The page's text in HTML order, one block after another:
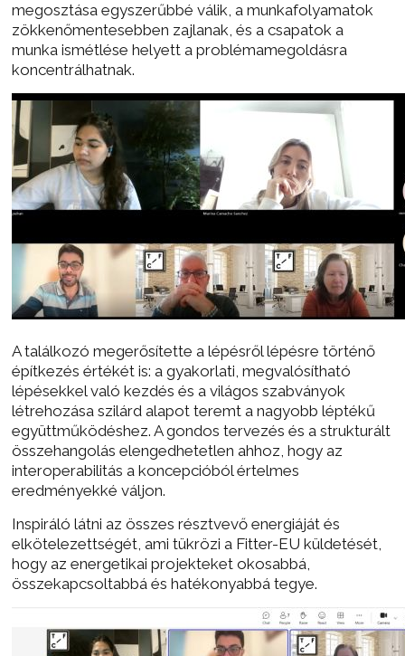
megosztása egyszerűbbé válik, a munkafolyamatok
zökkenőmentesebben zajlanak, és a csapatok a
munka ismétlése helyett a problémamegoldásra
koncentrálhatnak.
A találkozó megerősítette a lépésről lépésre történő
építkezés értékét is: a gyakorlati, megvalósítható
lépésekkel való kezdés és a világos szabványok
létrehozása szilárd alapot teremt a nagyobb léptékű
együttműködéshez. A gondos tervezés és a strukturált
összehangolás elengedhetetlen ahhoz, hogy az
interoperabilitás a koncepcióból értelmes
eredményekké váljon.
Inspiráló látni az összes résztvevő energiáját és
elkötelezettségét, ami tükrözi a Fitter-EU küldetését,
hogy az energetikai projekteket okosabbá,
összekapcsoltabbá és hatékonyabbá tegye.